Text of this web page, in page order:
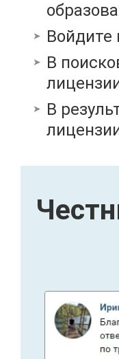
Войдите
В
В